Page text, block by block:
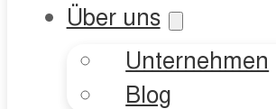
Über uns
Unternehmen
Blog